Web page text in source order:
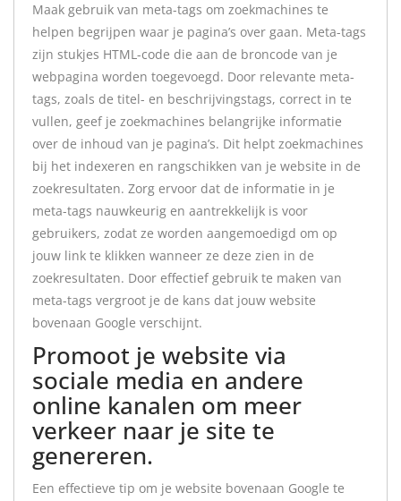
Maak gebruik van meta-tags om zoekmachines te
helpen begrijpen waar je pagina’s over gaan. Meta-tags
zijn stukjes HTML-code die aan de broncode van je
webpagina worden toegevoegd. Door relevante meta-
tags, zoals de titel- en beschrijvingstags, correct in te
vullen, geef je zoekmachines belangrijke informatie
over de inhoud van je pagina’s. Dit helpt zoekmachines
bij het indexeren en rangschikken van je website in de
zoekresultaten. Zorg ervoor dat de informatie in je
meta-tags nauwkeurig en aantrekkelijk is voor
gebruikers, zodat ze worden aangemoedigd om op
jouw link te klikken wanneer ze deze zien in de
zoekresultaten. Door effectief gebruik te maken van
meta-tags vergroot je de kans dat jouw website
bovenaan Google verschijnt.
Promoot je website via
sociale media en andere
online kanalen om meer
verkeer naar je site te
genereren.
Een effectieve tip om je website bovenaan Google te